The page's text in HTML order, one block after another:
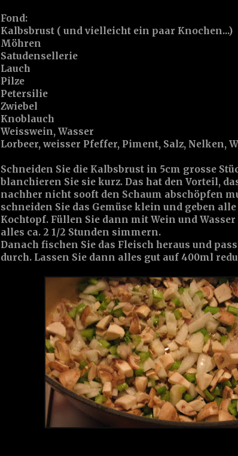
Fond:
Kalbsbrust ( und vielleicht ein paar Knochen...)
Möhren
Satudensellerie
Lauch
Pilze
Petersilie
Zwiebel
Knoblauch
Weisswein, Wasser
Lorbeer, weisser Pfeffer, Piment, Salz, Nelken,
Schneiden Sie die Kalbsbrust in 5cm grosse
blanchieren Sie sie kurz. Das hat den Vorteil,
nachher nicht sooft den Schaum abschöpfen
schneiden Sie das Gemüse klein und geben
Kochtopf. Füllen Sie dann mit Wein und
alles ca. 2 1/2 Stunden simmern.
Danach fischen Sie das Fleisch heraus und
durch. Lassen Sie dann alles gut auf 400ml